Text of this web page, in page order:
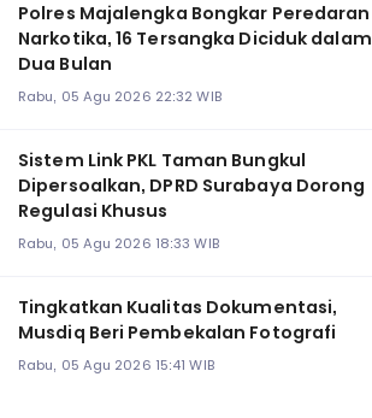
Polres Majalengka Bongkar Peredaran
Narkotika, 16 Tersangka Diciduk dalam
Dua Bulan
Rabu, 05 Agu 2026 22:32 WIB
‎Sistem Link PKL Taman Bungkul
Dipersoalkan, DPRD Surabaya Dorong
Regulasi Khusus
Rabu, 05 Agu 2026 18:33 WIB
Tingkatkan Kualitas Dokumentasi,
Musdiq Beri Pembekalan Fotografi ‎
Rabu, 05 Agu 2026 15:41 WIB